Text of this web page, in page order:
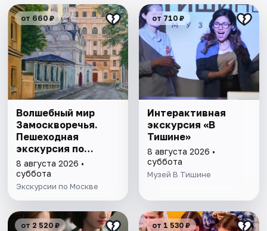
от 660 ₽
Волшебный мир
Замоскворечья.
Пешеходная
экскурсия по
Москве
8 августа 2026 •
суббота
Экскурсии по Москве
от 710 ₽
Интерактивная
экскурсия «В
Тишине»
8 августа 2026 •
суббота
Музей В Тишине
от 2 520 ₽ от 1 530 ₽